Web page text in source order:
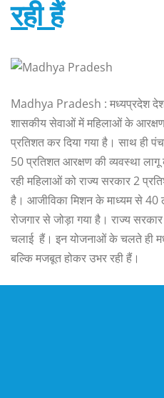
रही हैं
Madhya Pradesh : मध्यप्रदेश देश
शासकीय सेवाओं में महिलाओं के
प्रतिशत कर दिया गया है। साथ ही
50 प्रतिशत आरक्षण की व्यवस्था
रही महिलाओं को राज्य सरकार 2
है। आजीविका मिशन के माध्यम से
रोजगार से जोड़ा गया है। राज्य
चलाई हैं। इन योजनाओं के चलते ही
बल्कि मजबूत होकर उभर रही हैं।